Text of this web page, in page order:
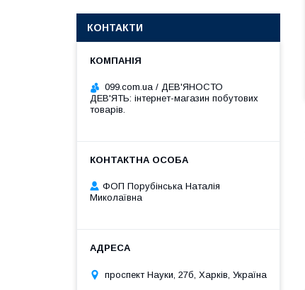
КОНТАКТИ
099.com.ua / ДЕВ'ЯНОСТО
ДЕВ'ЯТЬ: інтернет-магазин побутових
товарів.
ФОП Порубінська Наталія
Миколаївна
проспект Науки, 27б, Харків, Україна